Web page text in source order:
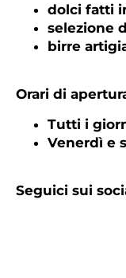
dolci fatti
selezione
birre
Orari di
Tutti i
Venerdì e
Seguici sui